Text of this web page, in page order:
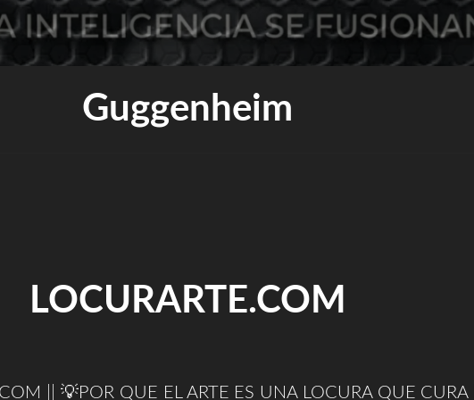
Guggenheim
LOCURARTE.COM
|| 💡POR QUE EL ARTE ES UNA LOCURA QUE CURA ||